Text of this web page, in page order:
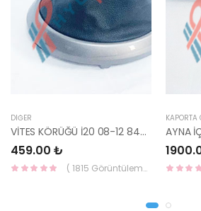
DIĞER
VİTES KÖRÜĞÜ İ20 08-12 84640-1J000-YS
459.00 ₺
( 1815 Görüntüleme )
KAPORTA